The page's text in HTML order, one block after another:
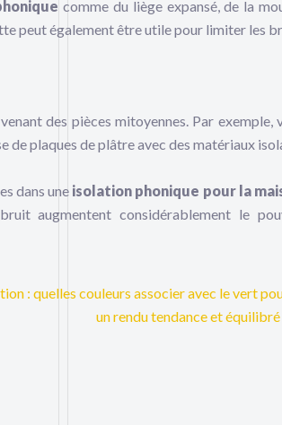
comme du liège expansé, de la
peut également être utile pour limiter les
des pièces mitoyennes. Par exemple,
de plaques de plâtre avec des matériaux
dans une isolation phonique pour la
augmentent considérablement le
: quelles couleurs associer avec le vert
un rendu tendance et équilibré